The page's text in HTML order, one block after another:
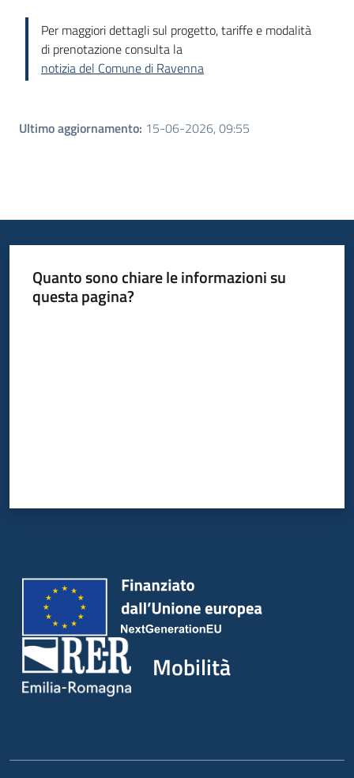
Per maggiori dettagli sul progetto, tariffe e modalità
di prenotazione consulta la
notizia del Comune di Ravenna
Ultimo aggiornamento: 15-06-2026, 09:55
Quanto sono chiare le informazioni su
questa pagina?
Mobilità